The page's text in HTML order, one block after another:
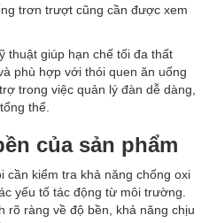
trơn trượt cũng cần được xem
thuật giúp hạn chế tối đa thất
phù hợp với thói quen ăn uống
trong việc quản lý đàn dễ dàng,
thể.
của sản phẩm
cần kiểm tra khả năng chống oxi
yếu tố tác động từ môi trường.
rõ ràng về độ bền, khả năng chịu